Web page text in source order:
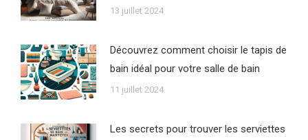
13 juillet 2024
Découvrez comment choisir le tapis de
bain idéal pour votre salle de bain
11 juillet 2024
Les secrets pour trouver les serviettes